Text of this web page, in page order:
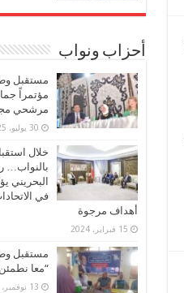
أحزاب ونواب
مستقبل
مؤتمراً
مرشحي
30 يوليو، 2025
خلال
البحريني
في
أهداف مرجوة
15 فبراير، 2024
مستقبل
“معا
13 نوفمبر، 2021